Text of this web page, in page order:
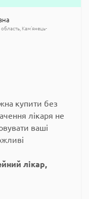
Кам'янець-
купити без
лікаря не
ваші
лікар,